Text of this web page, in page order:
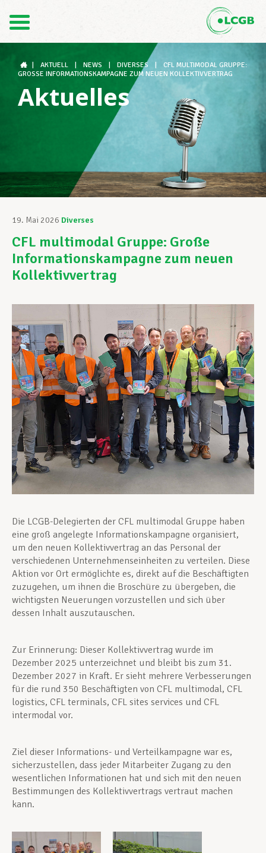
FR
Der LCGB
Gewerkschaftsstrukturen
Unterstützung im Arbeitsalltag
Ihre Rechte
Berufliche Weiterentwicklung
Mitglied werden
Aktuell
AKTUELL NEWS DIVERSES
CFL MULTIMODAL GRUPPE:
GROSSE INFORMATIONSKAMPAGNE ZUM NEUEN KOLLEKTIVVERTRAG
Aktuelles
19. Mai 2026 Diverses
CFL multimodal Gruppe: Große
Informationskampagne zum neuen
Kollektivvertrag
Die LCGB-Delegierten der CFL multimodal Gruppe haben
eine groß angelegte Informationskampagne organisiert,
um den neuen Kollektivvertrag an das Personal der
verschiedenen Unternehmenseinheiten zu verteilen. Diese
Aktion vor Ort ermöglichte es, direkt auf die Beschäftigten
zuzugehen, um ihnen die Broschüre zu übergeben, die
wichtigsten Neuerungen vorzustellen und sich über
dessen Inhalt auszutauschen.
Zur Erinnerung: Dieser Kollektivvertrag wurde im
Dezember 2025 unterzeichnet und bleibt bis zum 31.
Dezember 2027 in Kraft. Er sieht mehrere Verbesserungen
für die rund 350 Beschäftigten von CFL multimodal, CFL
logistics, CFL terminals, CFL sites services und CFL
intermodal vor.
Ziel dieser Informations- und Verteilkampagne war es,
sicherzustellen, dass jeder Mitarbeiter Zugang zu den
wesentlichen Informationen hat und sich mit den neuen
Bestimmungen des Kollektivvertrags vertraut machen
kann.